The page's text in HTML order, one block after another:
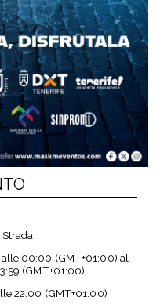
alle 00:00 (GMT+01:00) al
(GMT+01:00)
22:00 (GMT+01:00)